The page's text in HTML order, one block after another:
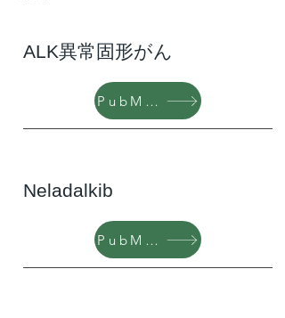
ALK異常固形がん
PubMed
Neladalkib
PubMed